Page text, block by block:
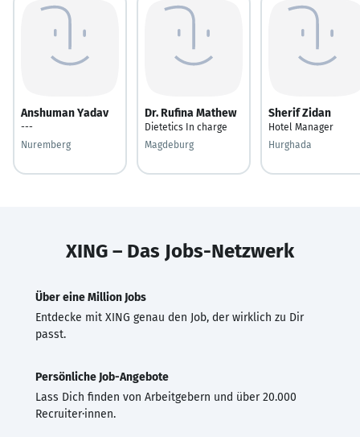
Anshuman Yadav
---
Nuremberg
Dr. Rufina Mathew
Dietetics In charge
Magdeburg
Sherif Zidan
Hotel Manager
Hurghada
XING – Das Jobs-Netzwerk
Über eine Million Jobs
Entdecke mit XING genau den Job, der wirklich zu Dir
passt.
Persönliche Job-Angebote
Lass Dich finden von Arbeitgebern und über 20.000
Recruiter·innen.